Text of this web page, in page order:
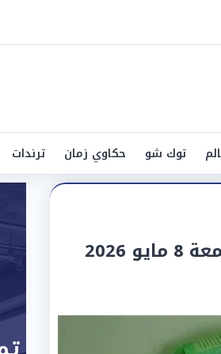
توك شو حكاوي زمان ترندات